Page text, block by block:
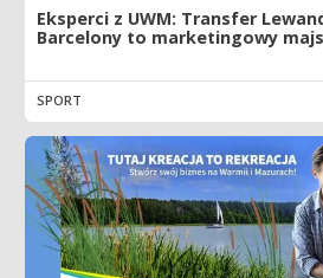
Eksperci z UWM: Transfer
Barcelony to marketingowy
SPORT